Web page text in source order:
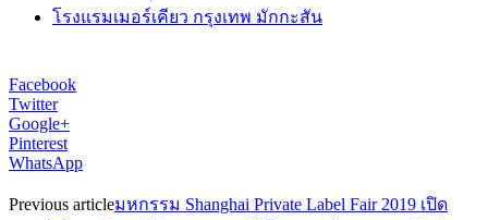
โรงแรมเมอร์เคียว กรุงเทพ มักกะสัน
Facebook
Twitter
Google+
Pinterest
WhatsApp
Previous articleมหกรรม Shanghai Private Label Fair 2019 เปิด